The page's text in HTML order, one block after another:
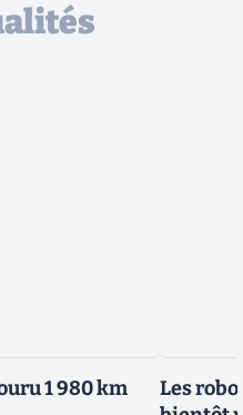
1 980 km
Les